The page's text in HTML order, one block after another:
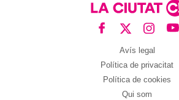
Avís legal
Política de privacitat
Política de cookies
Qui som